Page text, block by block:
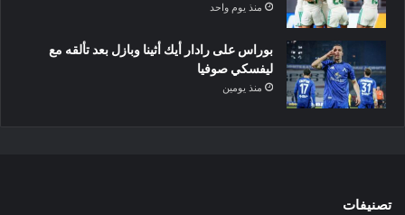
منذ يوم واحد
بوراس على رادار أيك أثينا وبازل بعد تألقه مع
ليفسكي صوفيا
منذ يومين
تصنيفات